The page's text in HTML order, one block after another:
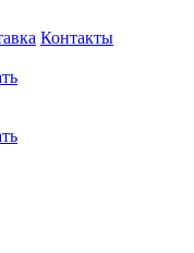
Контакты